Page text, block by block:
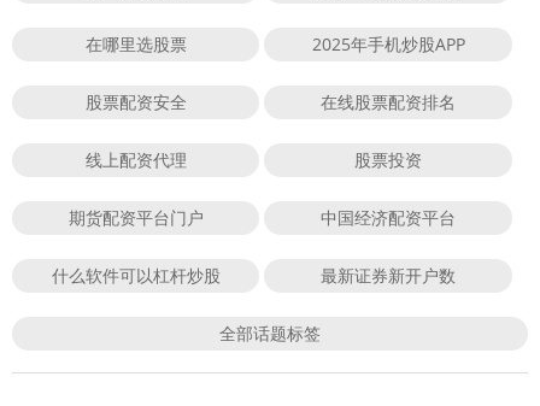
在哪里选股票 2025年手机炒股APP
股票配资安全 在线股票配资排名
线上配资代理 股票投资
期货配资平台门户 中国经济配资平台
什么软件可以杠杆炒股 最新证券新开户数
全部话题标签